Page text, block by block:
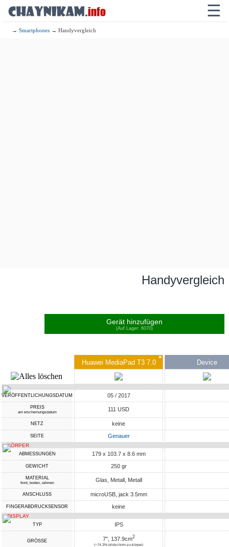
☰
→Smartphones → Handyvergleich
Handyvergleich
Gerät hinzufügen
(Auf Lager: 6070)
✖
Huawei MediaPad T3 7.0 Device
VERÖFFENTLICHUNGSDATUM 05 / 2017
PREIS
am erscheinungsdatum 111 USD
NETZ keine
SEITE Genauer
KÖRPER
ABMESSUNGEN 179 x 103.7 x 8.6 mm
GEWICHT 250 gr
MATERIAL
front, boden, rahmen Glas, Metall, Metall
ANSCHLUSS microUSB, jack 3.5mm
FINGERABDRUCKSENSOR keine
DISPLAY
TYP IPS
GRÖSSE 7", 137.9cm2
(~74.3% bildschirm-zu-körper)